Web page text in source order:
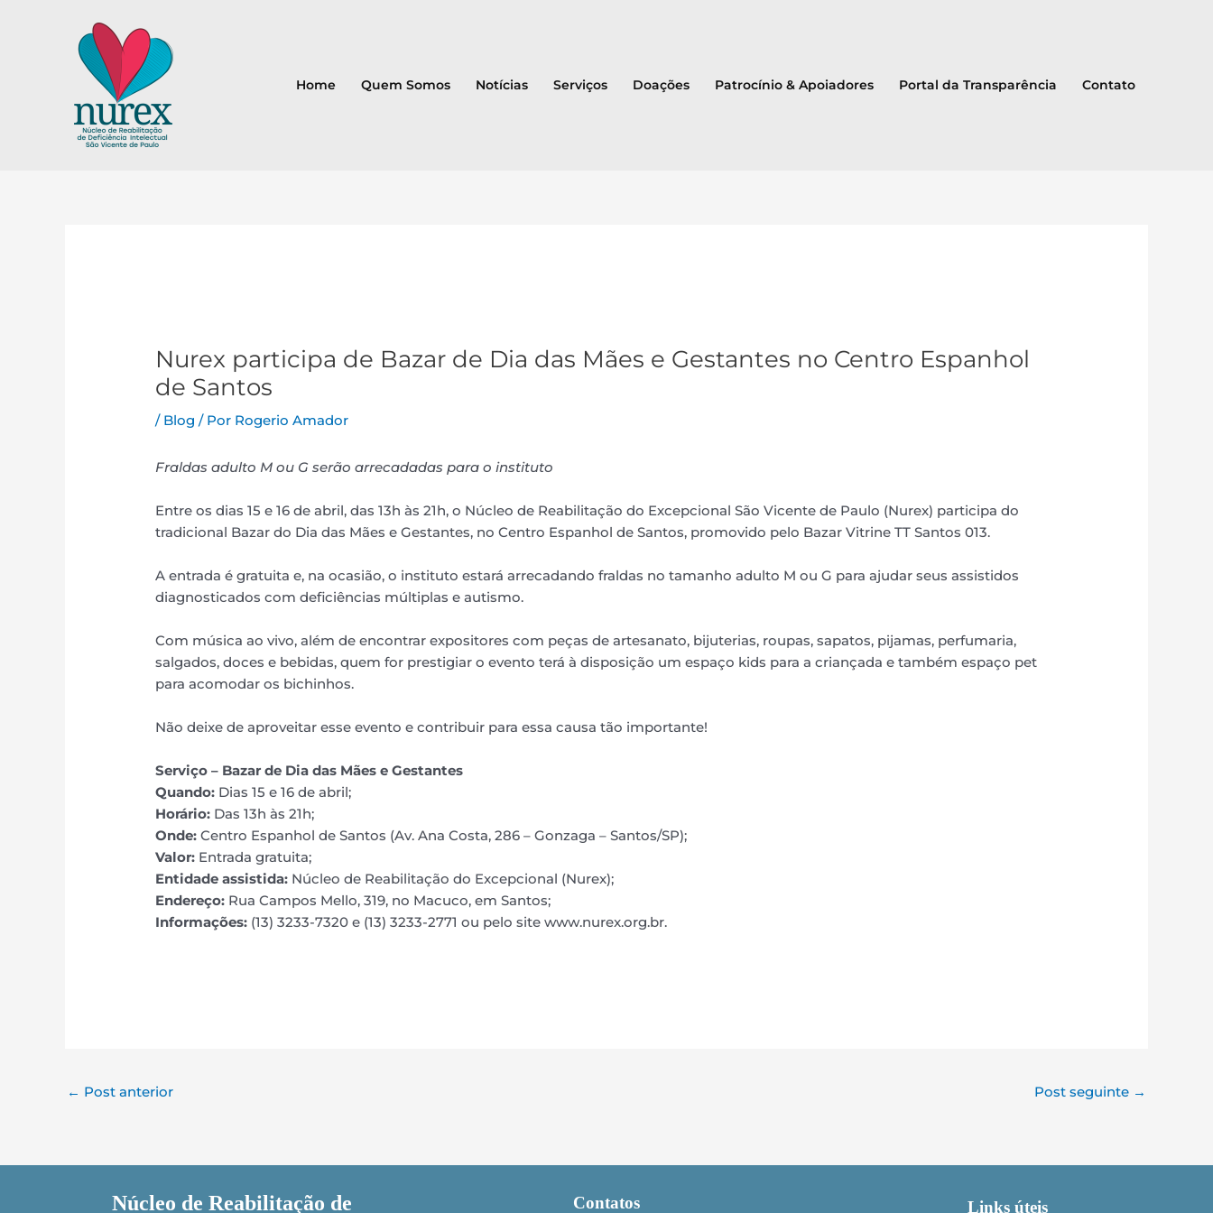
Home Quem Somos Notícias Serviços Doações Patrocínio & Apoiadores Portal da Transparência Contato
Nurex participa de Bazar de Dia das Mães e Gestantes no Centro Espanhol
de Santos
/ Blog / Por Rogerio Amador
Fraldas adulto M ou G serão arrecadadas para o instituto
Entre os dias 15 e 16 de abril, das 13h às 21h, o Núcleo de Reabilitação do Excepcional São Vicente de Paulo (Nurex) participa do
tradicional Bazar do Dia das Mães e Gestantes, no Centro Espanhol de Santos, promovido pelo Bazar Vitrine TT Santos 013.
A entrada é gratuita e, na ocasião, o instituto estará arrecadando fraldas no tamanho adulto M ou G para ajudar seus assistidos
diagnosticados com deficiências múltiplas e autismo.
Com música ao vivo, além de encontrar expositores com peças de artesanato, bijuterias, roupas, sapatos, pijamas, perfumaria,
salgados, doces e bebidas, quem for prestigiar o evento terá à disposição um espaço kids para a criançada e também espaço pet
para acomodar os bichinhos.
Não deixe de aproveitar esse evento e contribuir para essa causa tão importante!
Serviço – Bazar de Dia das Mães e Gestantes
Quando: Dias 15 e 16 de abril;
Horário: Das 13h às 21h;
Onde: Centro Espanhol de Santos (Av. Ana Costa, 286 – Gonzaga – Santos/SP);
Valor: Entrada gratuita;
Entidade assistida: Núcleo de Reabilitação do Excepcional (Nurex);
Endereço: Rua Campos Mello, 319, no Macuco, em Santos;
Informações: (13) 3233-7320 e (13) 3233-2771 ou pelo site www.nurex.org.br.
← Post anterior Post seguinte →
Núcleo de Reabilitação de Contatos Links úteis